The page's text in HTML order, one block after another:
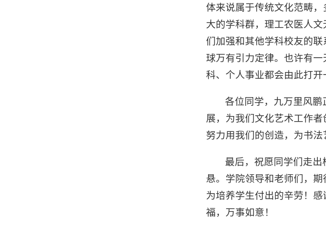
体来说属于传统文化范畴
大的学科群，理工农医人
们加强和其他学科校友的
球万有引力定律。也许有
科、个人事业都会由此打开
各位同学，九万里风
展，为我们文化艺术工作
努力用我们的创造，为书
最后，祝愿同学们走
悬。学院领导和老师们，
为培养学生付出的辛劳！
福，万事如意！